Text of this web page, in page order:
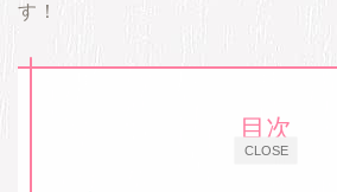
す！
CLOSE
目次